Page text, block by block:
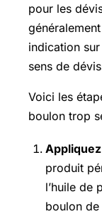
pour les
indication
sens de
Voici les
boulon trop
produit
l’huile de
boulon